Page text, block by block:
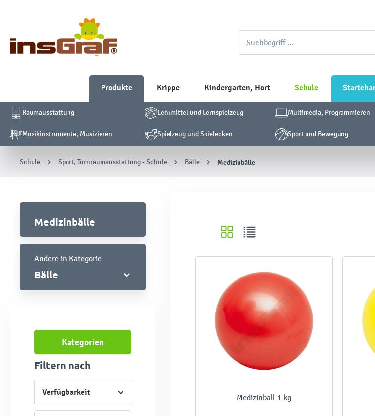
Produkte Krippe Kindergarten, Hort Schule
Raumausstattung Lehrmittel und Lernspielzeug Multimedia, Programmieren
Musikinstrumente, Musizieren Spielzeug und Spielecken Sport und Bewegung
Schule Sport, Turnraumausstattung - Schule Bälle Medizinbälle
Medizinbälle
Andere in Kategorie
Bälle
Kategorien
Filtern nach
Verfügbarkeit
Medizinball 1 kg